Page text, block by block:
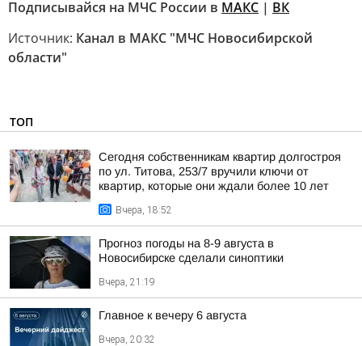
Подписывайся на МЧС России в МАКС | ВК
Источник: Канал в МАКС "МЧС Новосибирской
области"
ТОП
Сегодня собственникам квартир долгостроя
по ул. Титова, 253/7 вручили ключи от
квартир, которые они ждали более 10 лет
Вчера, 18:52
Прогноз погоды на 8-9 августа в
Новосибирске сделали синоптики
Вчера, 21:19
Главное к вечеру 6 августа
Вчера, 20:32